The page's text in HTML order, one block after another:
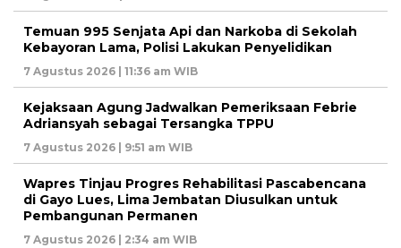
Temuan 995 Senjata Api dan Narkoba di Sekolah
Kebayoran Lama, Polisi Lakukan Penyelidikan
7 Agustus 2026 | 11:36 am WIB
Kejaksaan Agung Jadwalkan Pemeriksaan Febrie
Adriansyah sebagai Tersangka TPPU
7 Agustus 2026 | 9:51 am WIB
Wapres Tinjau Progres Rehabilitasi Pascabencana
di Gayo Lues, Lima Jembatan Diusulkan untuk
Pembangunan Permanen
7 Agustus 2026 | 2:34 am WIB